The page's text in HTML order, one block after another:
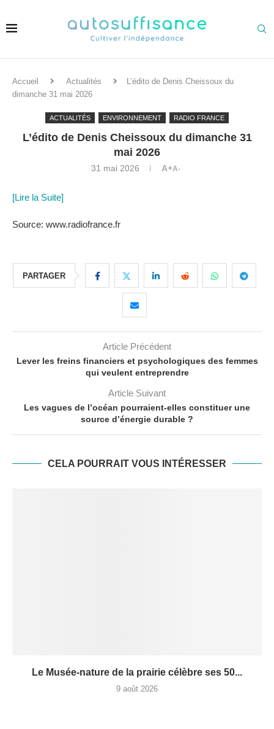
Accueil Actualités
L’édito de Denis Cheissoux du
dimanche 31 mai 2026
ACTUALITÉS ENVIRONNEMENT RADIO FRANCE
L’édito de Denis Cheissoux du dimanche 31
mai 2026
31 mai 2026 A+A-
[Lire la Suite]
Source: www.radiofrance.fr
PARTAGER
Article Précédent
Lever les freins financiers et psychologiques des femmes
qui veulent entreprendre
Article Suivant
Les vagues de l’océan pourraient-elles constituer une
source d’énergie durable ?
CELA POURRAIT VOUS INTÉRESSER
Le Musée-nature de la prairie célèbre ses 50...
9 août 2026